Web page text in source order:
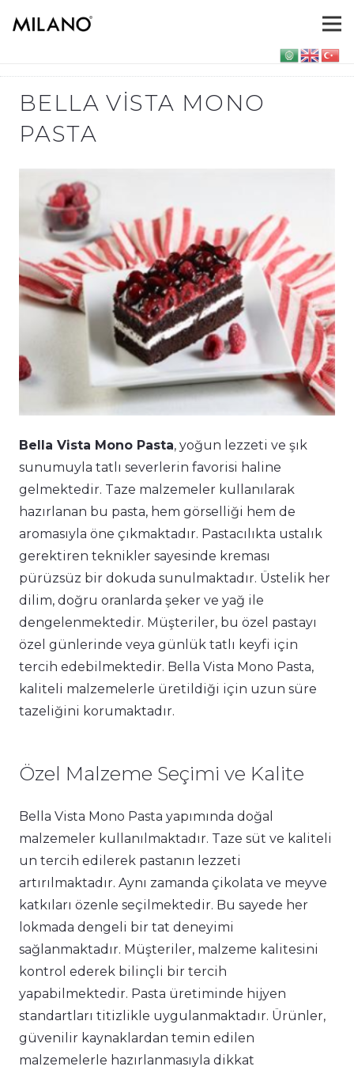
BELLA VISTA MONO
PASTA
Bella Vista Mono Pasta, yoğun lezzeti ve şık
sunumuyla tatlı severlerin favorisi haline
gelmektedir. Taze malzemeler kullanılarak
hazırlanan bu pasta, hem görselliği hem de
aromasıyla öne çıkmaktadır. Pastacılıkta ustalık
gerektiren teknikler sayesinde kreması
pürüzsüz bir dokuda sunulmaktadır. Üstelik her
dilim, doğru oranlarda şeker ve yağ ile
dengelenmektedir. Müşteriler, bu özel pastayı
özel günlerinde veya günlük tatlı keyfi için
tercih edebilmektedir. Bella Vista Mono Pasta,
kaliteli malzemelerle üretildiği için uzun süre
tazeliğini korumaktadır.
Özel Malzeme Seçimi ve Kalite
Bella Vista Mono Pasta yapımında doğal
malzemeler kullanılmaktadır. Taze süt ve kaliteli
un tercih edilerek pastanın lezzeti
artırılmaktadır. Aynı zamanda çikolata ve meyve
katkıları özenle seçilmektedir. Bu sayede her
lokmada dengeli bir tat deneyimi
sağlanmaktadır. Müşteriler, malzeme kalitesini
kontrol ederek bilinçli bir tercih
yapabilmektedir. Pasta üretiminde hijyen
standartları titizlikle uygulanmaktadır. Ürünler,
güvenilir kaynaklardan temin edilen
malzemelerle hazırlanmasıyla dikkat